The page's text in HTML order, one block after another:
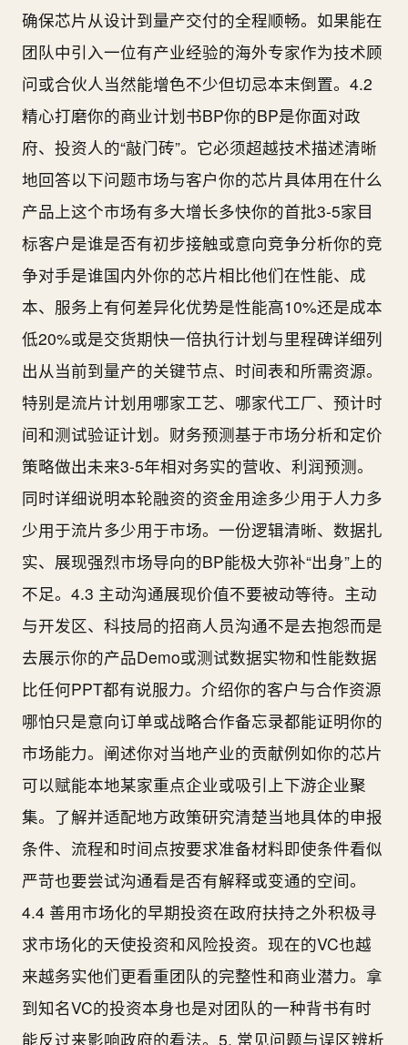
确保芯片从设计到量产交付的全程顺畅。如果能在
团队中引入一位有产业经验的海外专家作为技术顾
问或合伙人当然能增色不少但切忌本末倒置。4.2
精心打磨你的商业计划书BP你的BP是你面对政
府、投资人的“敲门砖”。它必须超越技术描述清晰
地回答以下问题市场与客户你的芯片具体用在什么
产品上这个市场有多大增长多快你的首批3-5家目
标客户是谁是否有初步接触或意向竞争分析你的竞
争对手是谁国内外你的芯片相比他们在性能、成
本、服务上有何差异化优势是性能高10%还是成本
低20%或是交货期快一倍执行计划与里程碑详细列
出从当前到量产的关键节点、时间表和所需资源。
特别是流片计划用哪家工艺、哪家代工厂、预计时
间和测试验证计划。财务预测基于市场分析和定价
策略做出未来3-5年相对务实的营收、利润预测。
同时详细说明本轮融资的资金用途多少用于人力多
少用于流片多少用于市场。一份逻辑清晰、数据扎
实、展现强烈市场导向的BP能极大弥补“出身”上的
不足。4.3 主动沟通展现价值不要被动等待。主动
与开发区、科技局的招商人员沟通不是去抱怨而是
去展示你的产品Demo或测试数据实物和性能数据
比任何PPT都有说服力。介绍你的客户与合作资源
哪怕只是意向订单或战略合作备忘录都能证明你的
市场能力。阐述你对当地产业的贡献例如你的芯片
可以赋能本地某家重点企业或吸引上下游企业聚
集。了解并适配地方政策研究清楚当地具体的申报
条件、流程和时间点按要求准备材料即使条件看似
严苛也要尝试沟通看是否有解释或变通的空间。
4.4 善用市场化的早期投资在政府扶持之外积极寻
求市场化的天使投资和风险投资。现在的VC也越
来越务实他们更看重团队的完整性和商业潜力。拿
到知名VC的投资本身也是对团队的一种背书有时
能反过来影响政府的看法。5. 常见问题与误区辨析